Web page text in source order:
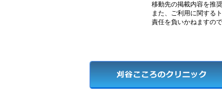
移動先の掲載内容を推
また、ご利用に関する
責任を負いかねますの